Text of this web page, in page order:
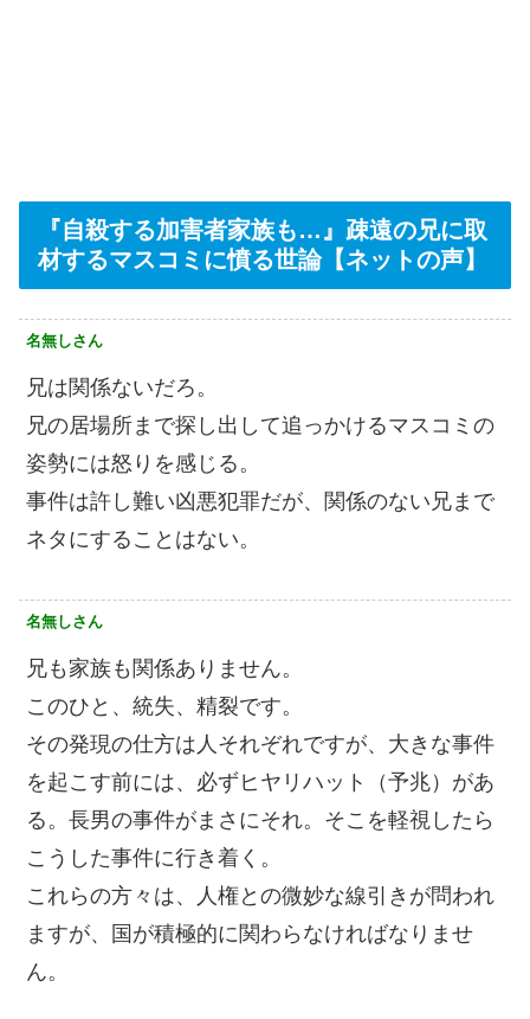
『自殺する加害者家族も…』疎遠の兄に取
材するマスコミに憤る世論【ネットの声】
名無しさん
兄は関係ないだろ。
兄の居場所まで探し出して追っかけるマスコミの
姿勢には怒りを感じる。
事件は許し難い凶悪犯罪だが、関係のない兄まで
ネタにすることはない。
名無しさん
兄も家族も関係ありません。
このひと、統失、精裂です。
その発現の仕方は人それぞれですが、大きな事件
を起こす前には、必ずヒヤリハット（予兆）があ
る。長男の事件がまさにそれ。そこを軽視したら
こうした事件に行き着く。
これらの方々は、人権との微妙な線引きが問われ
ますが、国が積極的に関わらなければなりませ
ん。